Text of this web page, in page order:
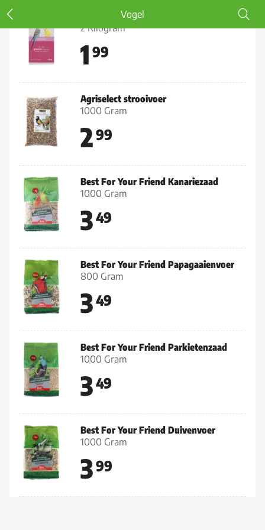
Vogel
g'woon Schelpenzand
2 Kilogram
1 99
Agriselect strooivoer
1000 Gram
299
Best For Your Friend Kanariezaad
1000 Gram
349
Best For Your Friend Papagaaienvoer
800 Gram
349
Best For Your Friend Parkietenzaad
1000 Gram
349
Best For Your Friend Duivenvoer
1000 Gram
399